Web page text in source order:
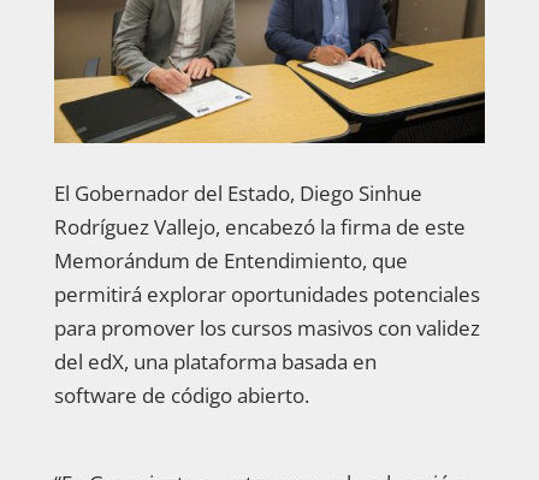
El Gobernador del Estado, Diego Sinhue
Rodríguez Vallejo, encabezó la firma de este
Memorándum de Entendimiento, que
permitirá explorar oportunidades potenciales
para promover los cursos masivos con validez
del edX, una plataforma basada en
software de código abierto.